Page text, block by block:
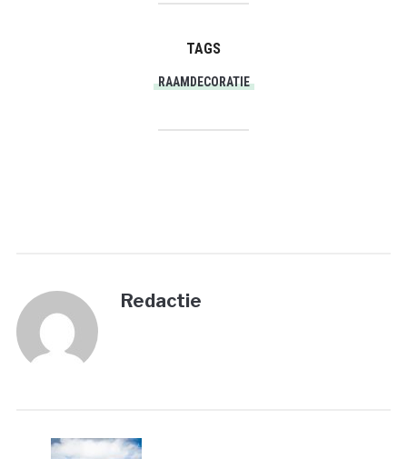
TAGS
RAAMDECORATIE
Redactie